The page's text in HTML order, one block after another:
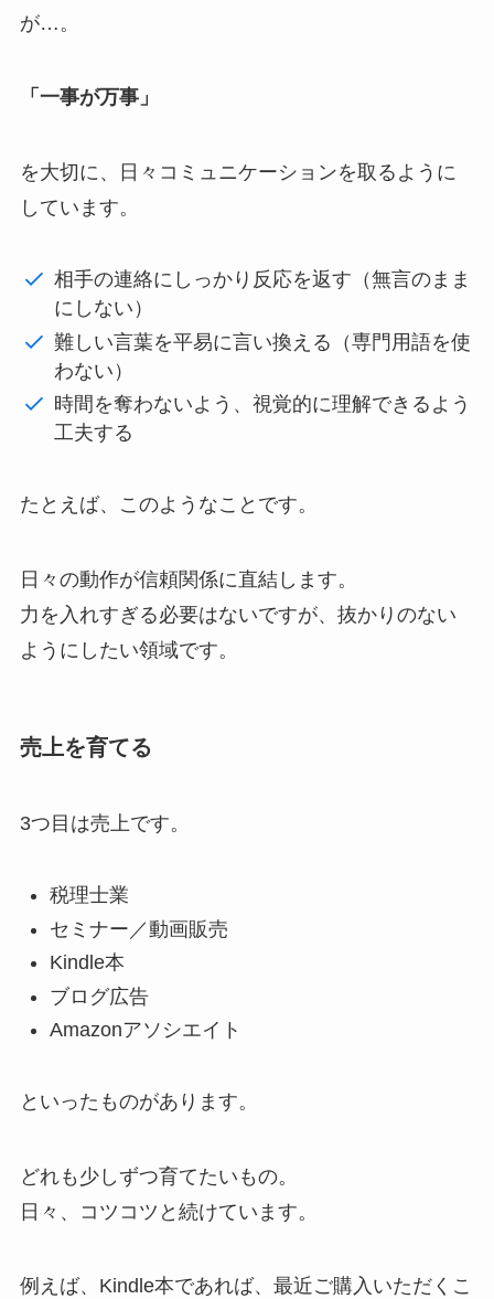
が…。
「一事が万事」
を大切に、日々コミュニケーションを取るように
しています。
相手の連絡にしっかり反応を返す（無言のまま
にしない）
難しい言葉を平易に言い換える（専門用語を使
わない）
時間を奪わないよう、視覚的に理解できるよう
工夫する
たとえば、このようなことです。
日々の動作が信頼関係に直結します。
力を入れすぎる必要はないですが、抜かりのない
ようにしたい領域です。
売上を育てる
3つ目は売上です。
税理士業
セミナー／動画販売
Kindle本
ブログ広告
Amazonアソシエイト
といったものがあります。
どれも少しずつ育てたいもの。
日々、コツコツと続けています。
例えば、Kindle本であれば、最近ご購入いただくこ